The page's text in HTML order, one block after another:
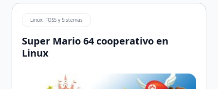
Linux, FOSS y Sistemas
Super Mario 64 cooperativo en
Linux